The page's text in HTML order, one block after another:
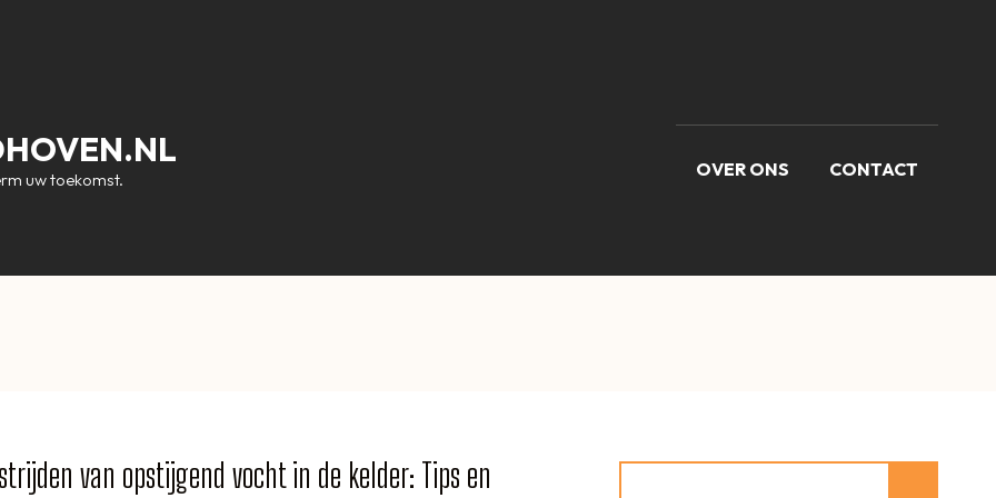
uw toekomst. OVER ONS CONTACT
van opstijgend vocht in de kelder: Tips en